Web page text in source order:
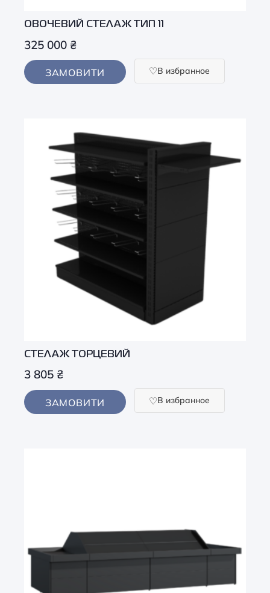
ОВОЧЕВИЙ СТЕЛАЖ ТИП 11
325 000 ₴
ЗАМОВИТИ В избранное
СТЕЛАЖ ТОРЦЕВИЙ
3 805 ₴
ЗАМОВИТИ В избранное